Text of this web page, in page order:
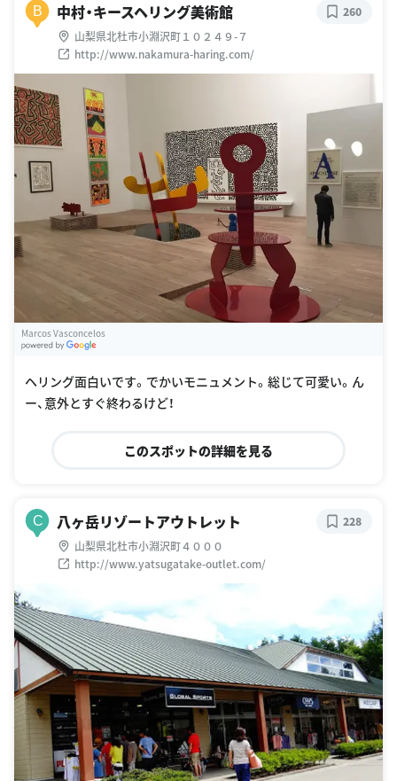
B 中村・キースヘリング美術館
山梨県北杜市小淵沢町１０２４９-７
http://www.nakamura-haring.com/
260
Marcos Vasconcelos
ヘリング面白いです。でかいモニュメント。総じて可愛い。ん
ー、意外とすぐ終わるけど！
このスポットの詳細を見る
C 八ヶ岳リゾートアウトレット
山梨県北杜市小淵沢町４０００
http://www.yatsugatake-outlet.com/
228